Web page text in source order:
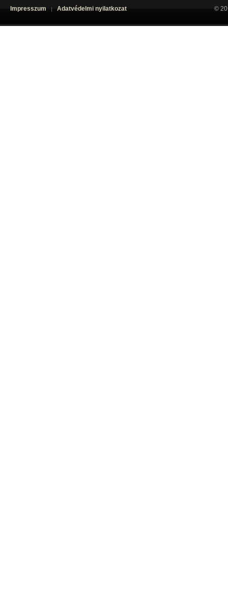
Impresszum Adatvédelmi nyilatkozat ©